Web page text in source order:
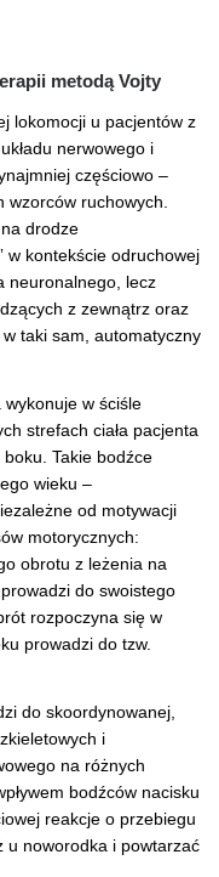
metodą Vojty
lokomocji u pacjentów z
nerwowego i
częściowo –
ruchowych.
drodze
w kontekście odruchowej
neuronalnego, lecz
z zewnątrz oraz
taki sam, automatyczny
w ściśle
strefach ciała pacjenta
Takie bodźce
wieku –
od motywacji
motorycznych:
obrotu z leżenia na
do swoistego
rozpoczyna się w
prowadzi do tzw.
do skoordynowanej,
i
na różnych
bodźców nacisku
reakcje o przebiegu
u noworodka i powtarzać